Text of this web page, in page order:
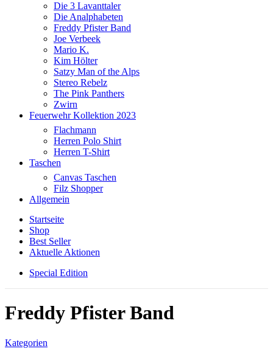
Die 3 Lavanttaler
Die Analphabeten
Freddy Pfister Band
Joe Verbeek
Mario K.
Kim Hölter
Satzy Man of the Alps
Stereo Rebelz
The Pink Panthers
Zwirn
Feuerwehr Kollektion 2023
Flachmann
Herren Polo Shirt
Herren T-Shirt
Taschen
Canvas Taschen
Filz Shopper
Allgemein
Startseite
Shop
Best Seller
Aktuelle Aktionen
Special Edition
Freddy Pfister Band
Kategorien